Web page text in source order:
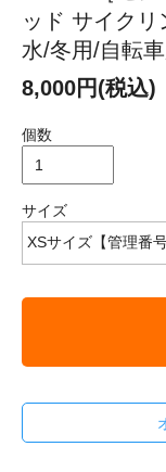
ッド サイク
水/冬用/自転
8,000円(税込)
個数
サイズ